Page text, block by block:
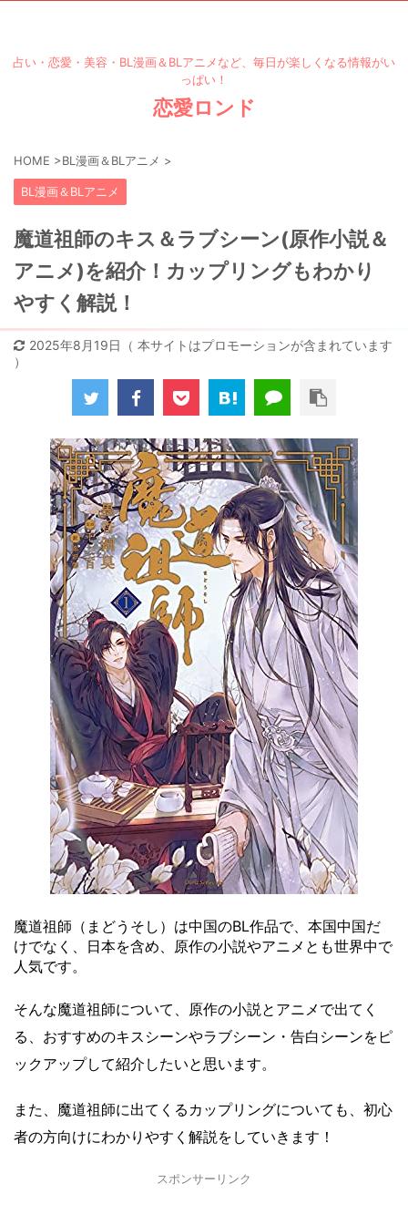
占い・恋愛・美容・BL漫画＆BLアニメなど、毎日が楽しくなる情報がい
っぱい！
恋愛ロンド
HOME >BL漫画＆BLアニメ >
BL漫画＆BLアニメ
魔道祖師のキス＆ラブシーン(原作小説＆
アニメ)を紹介！カップリングもわかり
やすく解説！
2025年8月19日
魔道祖師（まどうそし）は中国のBL作品で、本国中国だ
けでなく、日本を含め、原作の小説やアニメとも世界中で
人気です。
そんな魔道祖師について、原作の小説とアニメで出てく
る、おすすめのキスシーンやラブシーン・告白シーンをピ
ックアップして紹介したいと思います。
また、魔道祖師に出てくるカップリングについても、初心
者の方向けにわかりやすく解説をしていきます！
スポンサーリンク